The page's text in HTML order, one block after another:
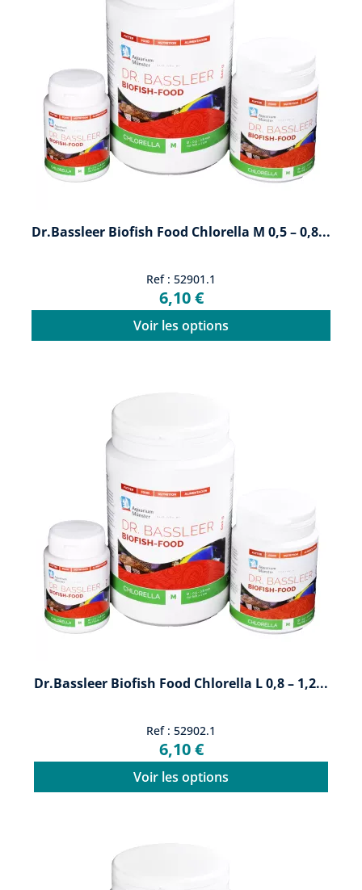
Dr.Bassleer Biofish Food Chlorella M 0,5 – 0,8...
Ref : 52901.1
6,10 €
Voir les options
Dr.Bassleer Biofish Food Chlorella L 0,8 – 1,2...
Ref : 52902.1
6,10 €
Voir les options